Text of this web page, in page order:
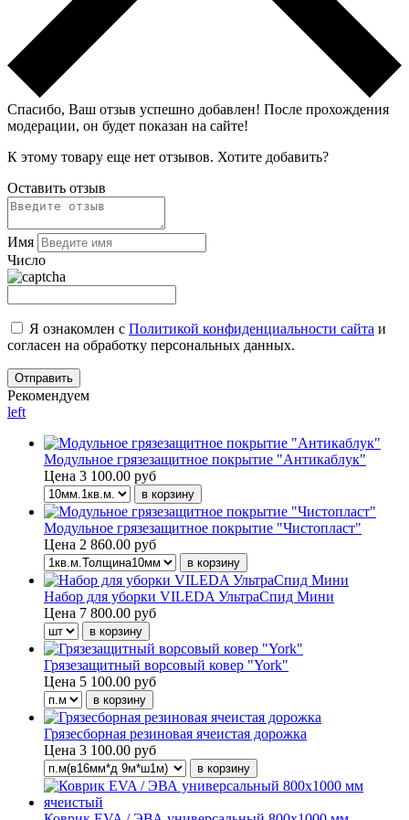
Спасибо, Ваш отзыв успешно добавлен! После прохождения
модерации, он будет показан на сайте!
К этому товару еще нет отзывов. Хотите добавить?
Оставить отзыв
Имя
Число
Я ознакомлен с Политикой конфиденциальности сайта и
согласен на обработку персональных данных.
Рекомендуем
left
Модульное грязезащитное покрытие "Антикаблук"
Цена 3 100.00 руб
Модульное грязезащитное покрытие "Чистопласт"
Цена 2 860.00 руб
Набор для уборки VILEDA УльтраСпид Мини
Цена 7 800.00 руб
Грязезащитный ворсовый ковер "York"
Цена 5 100.00 руб
Грязесборная резиновая ячеистая дорожка
Цена 3 100.00 руб